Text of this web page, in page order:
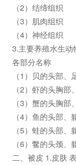
（2）结缔组织
（3）肌肉组织
（4）神经组织
3.主要养殖水生动
各部分名称
（1）贝的头部
（2）虾的头胸部
（3）蟹的头胸
（4）鱼的头部
（5）蛙的头部、
（6）鳖的头颈
二、被皮 1.皮肤